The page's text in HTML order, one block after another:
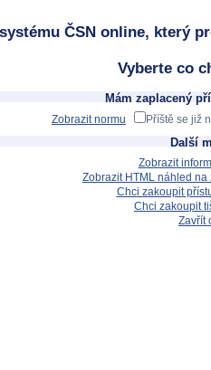
ČSN online, který
Vyberte co
Mám zaplacený
Zobrazit normu Příště se již
Další
Zobrazit
Zobrazit HTML náhled
Chci zakoupit
Chci zakoupit
Zavřít